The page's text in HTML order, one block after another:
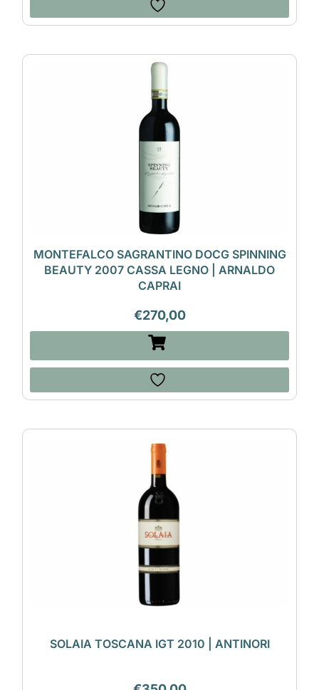
MONTEFALCO SAGRANTINO DOCG SPINNING
BEAUTY 2007 CASSA LEGNO | ARNALDO
CAPRAI
€270,00
SOLAIA TOSCANA IGT 2010 | ANTINORI